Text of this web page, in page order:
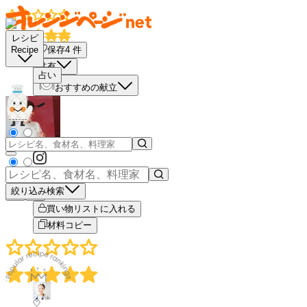
レシピ
Recipe
占い
絞り込み検索
保存4 件
共有
おすすめの献立
－
＋
買い物リストに入れる
材料コピー